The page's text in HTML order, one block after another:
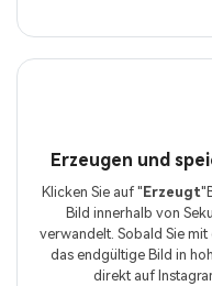
Erzeugen und
Klicken Sie auf " Erzeugt
Bild innerhalb von
verwandelt. Sobald Sie
das endgültige Bild in
direkt auf